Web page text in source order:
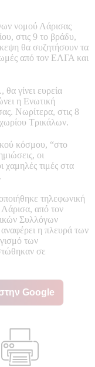
νομού Λάρισας
στις 9 το βράδυ,
θα συζητήσουν τα
από τον ΕΛΓΑ και
γίνει ευρεία
η Ενωτική
Νωρίτερα, στις 8
Τρικάλων.
κόσμου, “στο
οι
χαμηλές τιμές στα
τηλεφωνική
από τον
Συλλόγων
η πλευρά των
των
σε
Google